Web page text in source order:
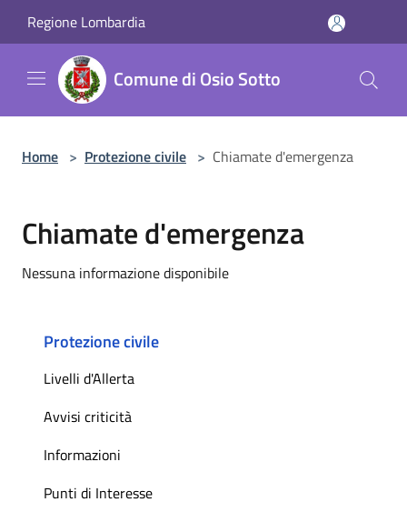
Regione Lombardia
Comune di Osio Sotto
Home > Protezione civile > Chiamate d'emergenza
Chiamate d'emergenza
Nessuna informazione disponibile
Protezione civile
Livelli d'Allerta
Avvisi criticità
Informazioni
Punti di Interesse